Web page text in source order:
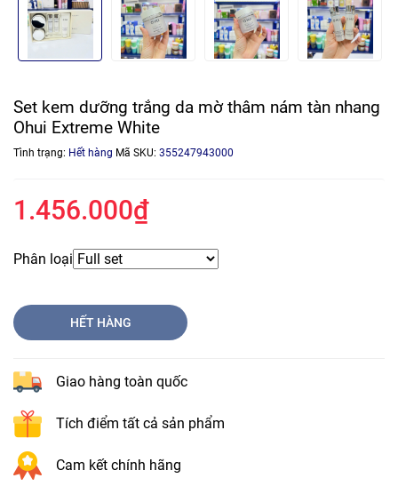
Set kem dưỡng trắng da mờ thâm nám tàn nhang
Ohui Extreme White
Tình trạng: Hết hàng Mã SKU: 355247943000
1.456.000₫
Phân loại
HẾT HÀNG
Giao hàng toàn quốc
Tích điểm tất cả sản phẩm
Cam kết chính hãng